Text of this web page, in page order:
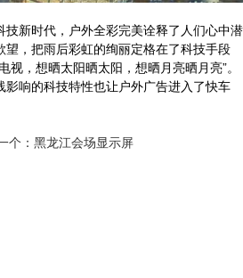
技新时代，户外全彩完美诠释了人们心中潜
，把雨后彩虹的绚丽定格在了科技手段
视，想晒太阳晒太阳，想晒月亮晒月亮”。
影响的科技特性也让户外广告进入了快车
个：黑龙江会场显示屏